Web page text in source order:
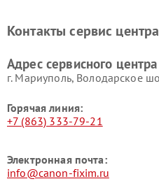
Контакты сервис центра
Адрес сервисного
г. Мариуполь, Володарское
Горячая линия:
+7 (863) 333-79-21
Электронная почта:
info@canon-fixim.ru